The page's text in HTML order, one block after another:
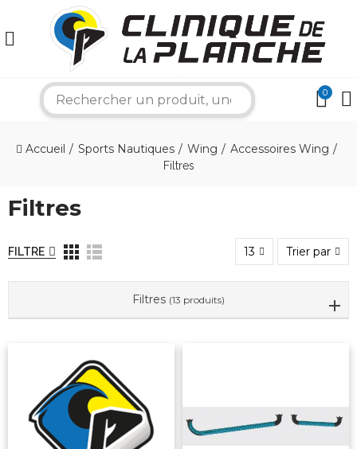
0
Accueil Sports Nautiques Wing Accessoires Wing
Filtres
Filtres
FILTRE 13 Trier par
Filtres (13 produits)